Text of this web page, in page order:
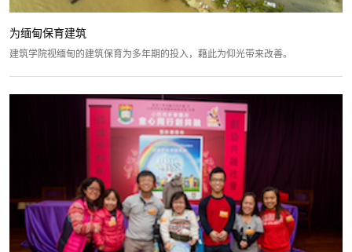
为缅甸保育建筑
建筑学院视缅甸的建筑保育为多年期的投入，藉此为仰光带来改善。